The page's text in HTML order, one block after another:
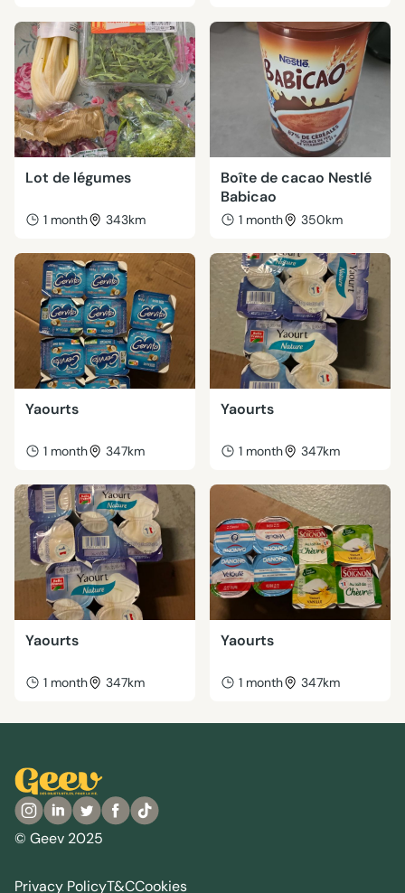
Lot de légumes
1 month 343km
Boîte de cacao Nestlé
Babicao
1 month 350km
Yaourts
1 month 347km
Yaourts
1 month 347km
Yaourts
1 month 347km
Yaourts
1 month 347km
© Geev 2025
Privacy PolicyT&CCookies